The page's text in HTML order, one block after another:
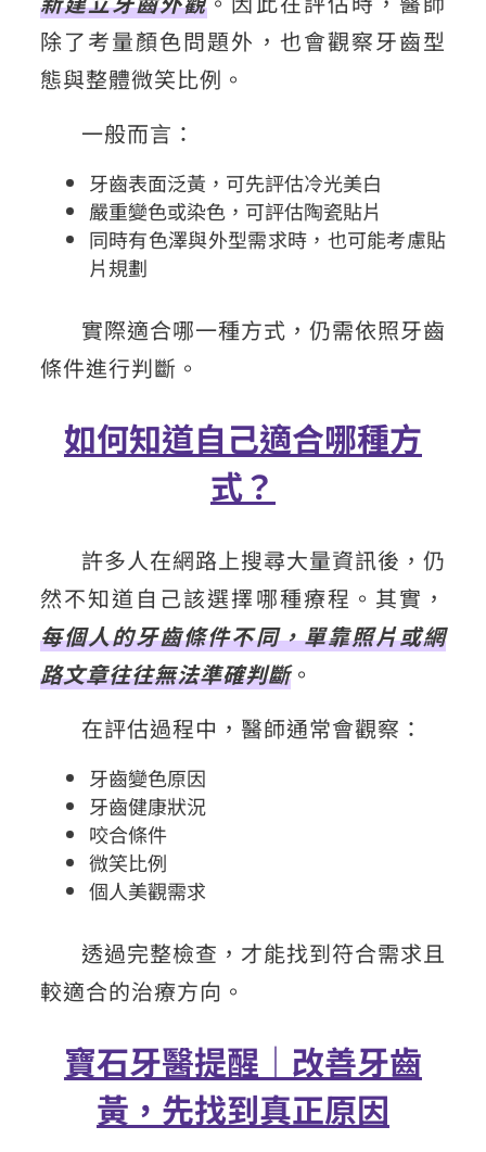
除了考量顏色問題外，也會觀察牙齒型
態與整體微笑比例。
一般而言：
牙齒表面泛黃，可先評估冷光美白
嚴重變色或染色，可評估陶瓷貼片
同時有色澤與外型需求時，也可能考慮貼
片規劃
實際適合哪一種方式，仍需依照牙齒
條件進行判斷。
如何知道自己適合哪種方
式？
許多人在網路上搜尋大量資訊後，仍
然不知道自己該選擇哪種療程。其實，
每個人的牙齒條件不同，單靠照片或網
路文章往往無法準確判斷。
在評估過程中，醫師通常會觀察：
牙齒變色原因
牙齒健康狀況
咬合條件
微笑比例
個人美觀需求
透過完整檢查，才能找到符合需求且
較適合的治療方向。
寶石牙醫提醒｜改善牙齒
黃，先找到真正原因